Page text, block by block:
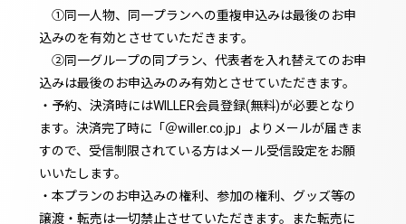
①同一人物、同一プランへの重複申込みは最後のお申
込みのを有効とさせていただきます。
②同一グループの同プラン、代表者を入れ替えてのお申
込みは最後のお申込みのみ有効とさせていただきます。
・予約、決済時にはWILLER会員登録(無料)が必要となり
ます。決済完了時に「＠willer.co.jp」よりメールが届きま
すので、受信制限されている方はメール受信設定をお願
いいたします。
・本プランのお申込みの権利、参加の権利、グッズ等の
譲渡・転売は一切禁止させていただきます。また転売に